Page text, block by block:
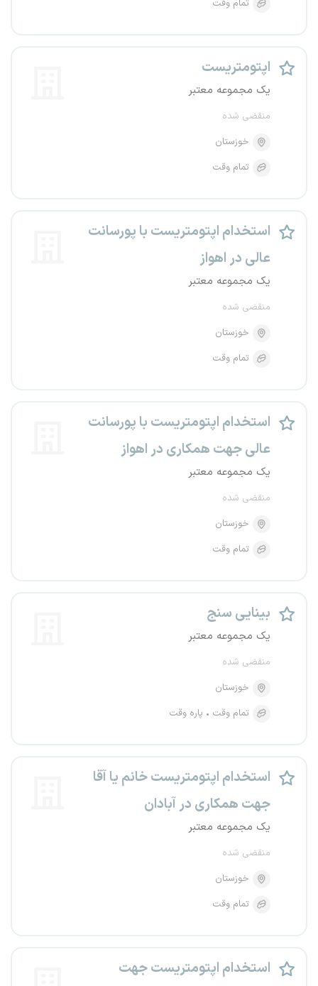
تمام وقت
اپتومتریست
یک مجموعه معتبر
منقضی شده
خوزستان
تمام وقت
استخدام اپتومتریست با پورسانت
عالی در اهواز
یک مجموعه معتبر
منقضی شده
خوزستان
تمام وقت
استخدام اپتومتریست با پورسانت
عالی جهت همکاری در اهواز
یک مجموعه معتبر
منقضی شده
خوزستان
تمام وقت
بینایی سنج
یک مجموعه معتبر
منقضی شده
خوزستان
تمام وقت
پاره وقت
استخدام اپتومتریست خانم یا آقا
جهت همکاری در آبادان
یک مجموعه معتبر
منقضی شده
خوزستان
تمام وقت
استخدام اپتومتریست جهت